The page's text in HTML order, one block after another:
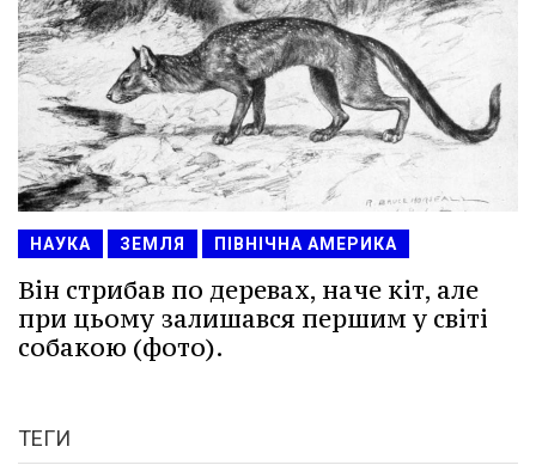
НАУКА ЗЕМЛЯ ПІВНІЧНА АМЕРИКА
Він стрибав по деревах, наче кіт, але
при цьому залишався першим у світі
собакою (фото).
ТЕГИ